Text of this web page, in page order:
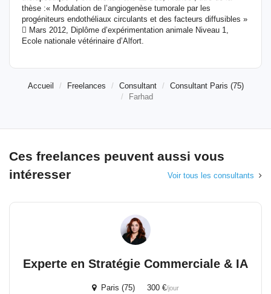
thèse :« Modulation de l’angiogenèse tumorale par les
progéniteurs endothéliaux circulants et des facteurs diffusibles »
 Mars 2012, Diplôme d’expérimentation animale Niveau 1,
Ecole nationale vétérinaire d’Alfort.
Accueil Freelances Consultant
Consultant Paris (75)
Farhad
Ces freelances peuvent aussi vous
intéresser
Voir tous les consultants
Experte en Stratégie Commerciale & IA
Paris (75) 300 €/jour